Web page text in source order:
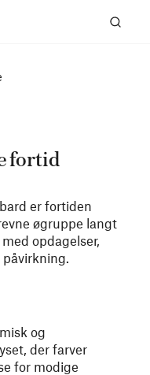
fortid
er fortiden
øgruppe langt
opdagelser,
og
der farver
for modige